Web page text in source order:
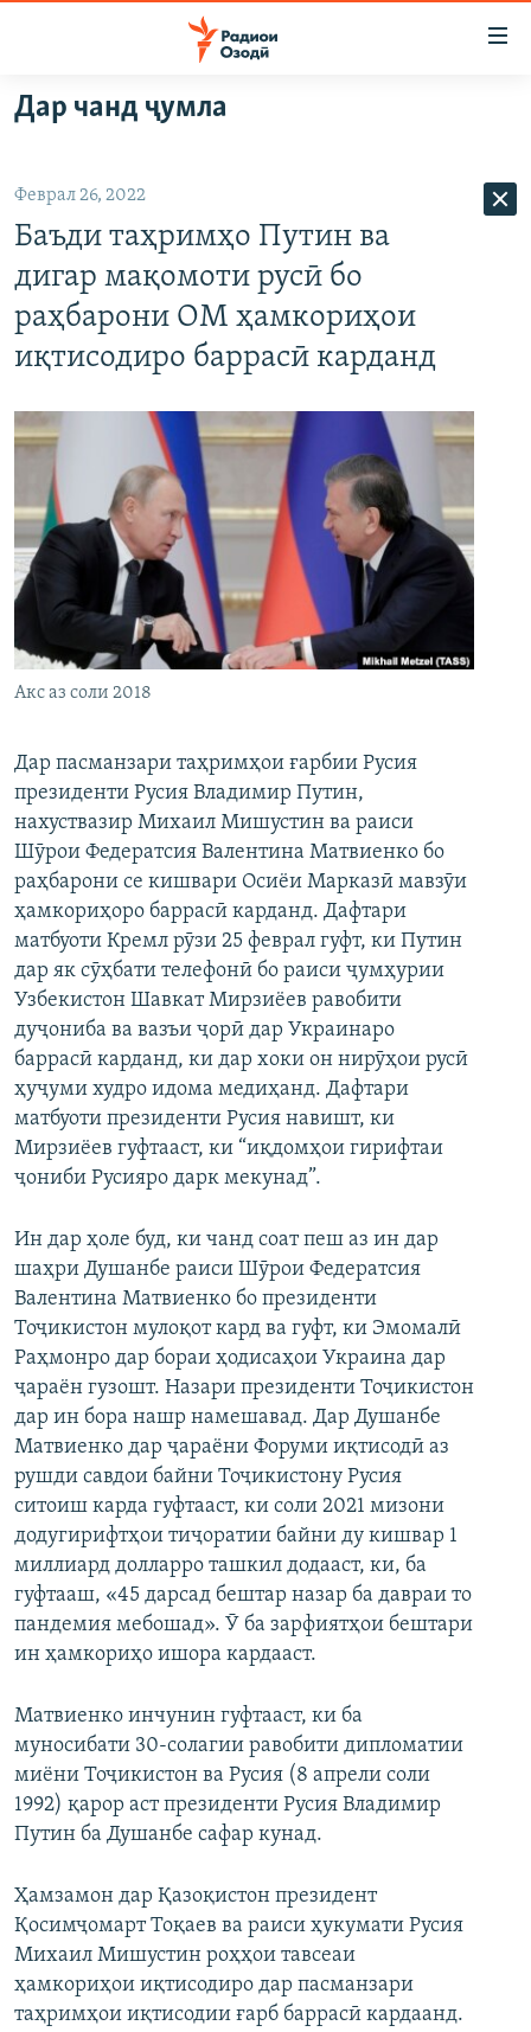
Ҷаҳиш
ба
аслӣ
Ҷаҳиш
ба
феҳристи
Ҷаҳиш
ба
ГӮШАҲО
ҶОМЕА
ҚАЗИЯИ "КРОКУС"
ОСИЁИ МАРКАЗӢ
МЕҲМОНИ ОЗОДӢ
ВАРЗИШ
РӮЗГОРИ МУҲОҶИР
САЛОМ, ХОҲАР
ТАҲҚИҚОТ
ҶАНГ ДАР УКРАИНА
НАЗАРИ МАРДУМ
БЛОГИСТОН
ОЗОДӢ ОНЛАЙН
ЧАНДРАСОНАӢ
ВИДЕО
НИГОРИСТОН
ГУЗОРИШҲОИ РАДИОӢ
РӮЙХАТҲО
КИТОБҲОИ ОЗОДӢ
Русский
ПАЙГИРӢ КУНЕД
Ҳамаи сомонаҳои RFE/RL
Дар чанд ҷумла
Феврал 26, 2022
Баъди таҳримҳо Путин ва
дигар мақомоти русӣ бо
раҳбарони ОМ ҳамкориҳои
иқтисодиро баррасӣ карданд
Акс аз соли 2018
Дар пасманзари таҳримҳои ғарбии Русия
президенти Русия Владимир Путин,
нахуствазир Михаил Мишустин ва раиси
Шӯрои Федератсия Валентина Матвиенко бо
раҳбарони се кишвари Осиёи Марказӣ мавзӯи
ҳамкориҳоро баррасӣ карданд. Дафтари
матбуоти Кремл рӯзи 25 феврал гуфт, ки Путин
дар як сӯҳбати телефонӣ бо раиси ҷумҳурии
Узбекистон Шавкат Мирзиёев равобити
дуҷониба ва вазъи ҷорӣ дар Украинаро
баррасӣ карданд, ки дар хоки он нирӯҳои русӣ
ҳуҷуми худро идома медиҳанд. Дафтари
матбуоти президенти Русия навишт, ки
Мирзиёев гуфтааст, ки “иқдомҳои гирифтаи
ҷониби Русияро дарк мекунад”.
Ин дар ҳоле буд, ки чанд соат пеш аз ин дар
шаҳри Душанбе раиси Шӯрои Федератсия
Валентина Матвиенко бо президенти
Тоҷикистон мулоқот кард ва гуфт, ки Эмомалӣ
Раҳмонро дар бораи ҳодисаҳои Украина дар
ҷараён гузошт. Назари президенти Тоҷикистон
дар ин бора нашр намешавад. Дар Душанбе
Матвиенко дар ҷараёни Форуми иқтисодӣ аз
рушди савдои байни Тоҷикистону Русия
ситоиш карда гуфтааст, ки соли 2021 мизони
додугирифтҳои тиҷоратии байни ду кишвар 1
миллиард долларро ташкил додааст, ки, ба
гуфтааш, «45 дарсад бештар назар ба давраи то
пандемия мебошад». Ӯ ба зарфиятҳои бештари
ин ҳамкориҳо ишора кардааст.
Матвиенко инчунин гуфтааст, ки ба
муносибати 30-солагии равобити дипломатии
миёни Тоҷикистон ва Русия (8 апрели соли
1992) қарор аст президенти Русия Владимир
Путин ба Душанбе сафар кунад.
Ҳамзамон дар Қазоқистон президент
Қосимҷомарт Тоқаев ва раиси ҳукумати Русия
Михаил Мишустин роҳҳои тавсеаи
ҳамкориҳои иқтисодиро дар пасманзари
таҳримҳои иқтисодии ғарб баррасӣ кардаанд.